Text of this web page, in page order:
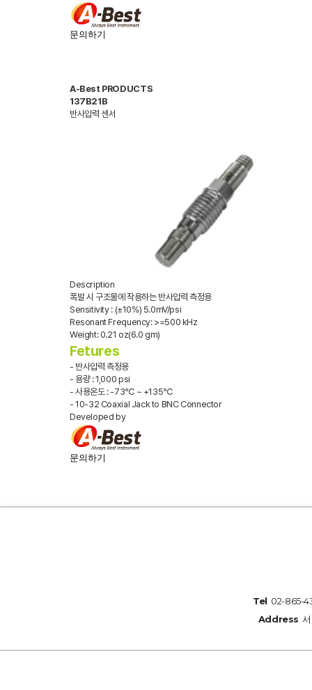
문의하기
A-Best PRODUCTS
137B21B
반사압력 센서
Description
폭발 시 구조물에 작용하는 반사압력 측정용
Sensitivity : (±10%) 5.0mV/psi
Resonant Frequency: >=500 kHz
Weight: 0.21 oz(6.0 gm)
Fetures
- 반사압력 측정용
- 용량 : 1,000 psi
- 사용온도 : -73℃ ~ +135℃
- 10-32 Coaxial Jack to BNC Connector
Developed by
문의하기
Tel 02-865-
Address